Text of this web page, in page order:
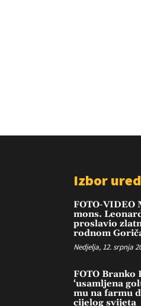
Izbor
FOTO-VIDEO
mons.
proslavio
rodnom
Nedjelja, 12. srpnja
FOTO Branko
‘usamljena
mu na farmu
cijelog svijeta